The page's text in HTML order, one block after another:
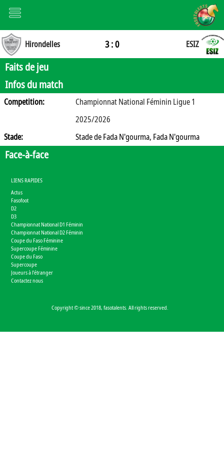
Hirondelles 3 : 0 ESIZ
Faits de jeu
Infos du match
Competition:
Championnat National Féminin Ligue 1
2025/2026
Stade:
Stade de Fada N'gourma, Fada N'gourma
Face-à-face
LIENS RAPIDES
Actus
Fasofoot
D2
D3
Championnat National D1 Féminin
Championnat National D2 Féminin
Coupe du Faso Féminine
Supercoupe Féminine
Coupe du Faso
Supercoupe
Joueurs à l'étranger
Contactez nous
Copyright © since 2018, fasotalents. All rights reserved.